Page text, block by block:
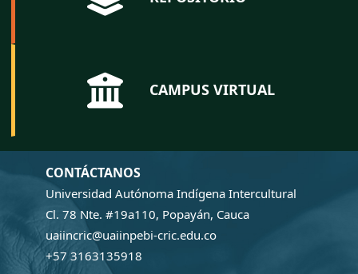
CAMPUS VIRTUAL
CONTÁCTANOS
Universidad Autónoma Indígena Intercultural
Cl. 78 Nte. #19a110, Popayán, Cauca
uaiincric@uaiinpebi-cric.edu.co
+57 3163135918